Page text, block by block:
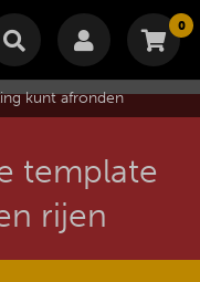
0
leeg.
€
Bestellen
kunt afronden
template
rijen